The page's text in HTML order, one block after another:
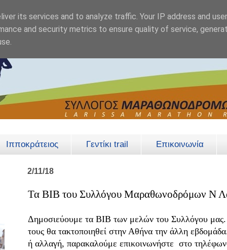
Ιπποκράτειος Γεντίκι trail Επικοινωνία
2/11/18
Τα BIB του Συλλόγου Μαραθωνοδρόμων Ν
Δημοσιεύουμε τα ΒΙΒ των μελών του Συλλόγου
τους θα τακτοποιηθεί στην Αθήνα την άλλη
ή αλλαγή, παρακαλούμε επικοινωνήστε στο
its services and to analyze traffic. Your IP address and
and security metrics to ensure quality of service,